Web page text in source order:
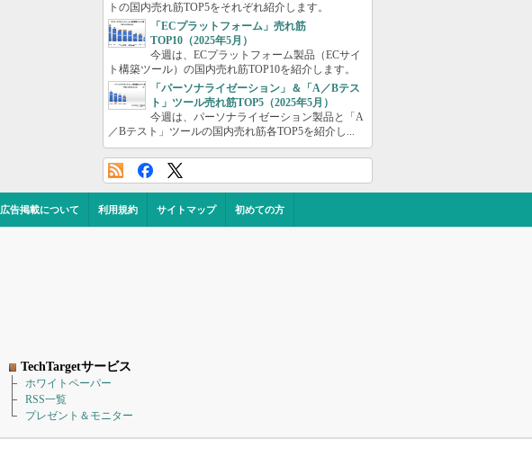
トの国内売れ筋TOP5をそれぞれ紹介します。
「ECプラットフォーム」売れ筋
TOP10（2025年5月）
今週は、ECプラットフォーム製品（ECサイ
ト構築ツール）の国内売れ筋TOP10を紹介します。
「パーソナライゼーション」＆「A／Bテス
ト」ツール売れ筋TOP5（2025年5月）
今週は、パーソナライゼーション製品と「A
／Bテスト」ツールの国内売れ筋各TOP5を紹介し...
広告掲載について 利用規約 サイトマップ 初めての方
TechTargetサービス
ホワイトペーパー
RSS一覧
プレゼント＆モニター